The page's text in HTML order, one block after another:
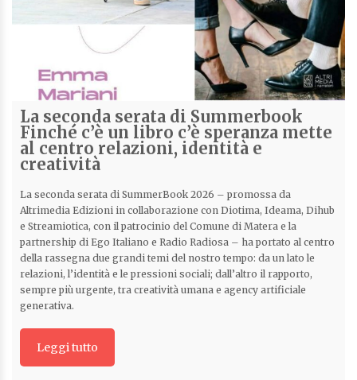
La seconda serata di Summerbook
Finché c’è un libro c’è speranza mette
al centro relazioni, identità e
creatività
La seconda serata di SummerBook 2026 – promossa da
Altrimedia Edizioni in collaborazione con Diotima, Ideama, Dihub
e Streamiotica, con il patrocinio del Comune di Matera e la
partnership di Ego Italiano e Radio Radiosa – ha portato al centro
della rassegna due grandi temi del nostro tempo: da un lato le
relazioni, l’identità e le pressioni sociali; dall’altro il rapporto,
sempre più urgente, tra creatività umana e agency artificiale
generativa.
Leggi tutto